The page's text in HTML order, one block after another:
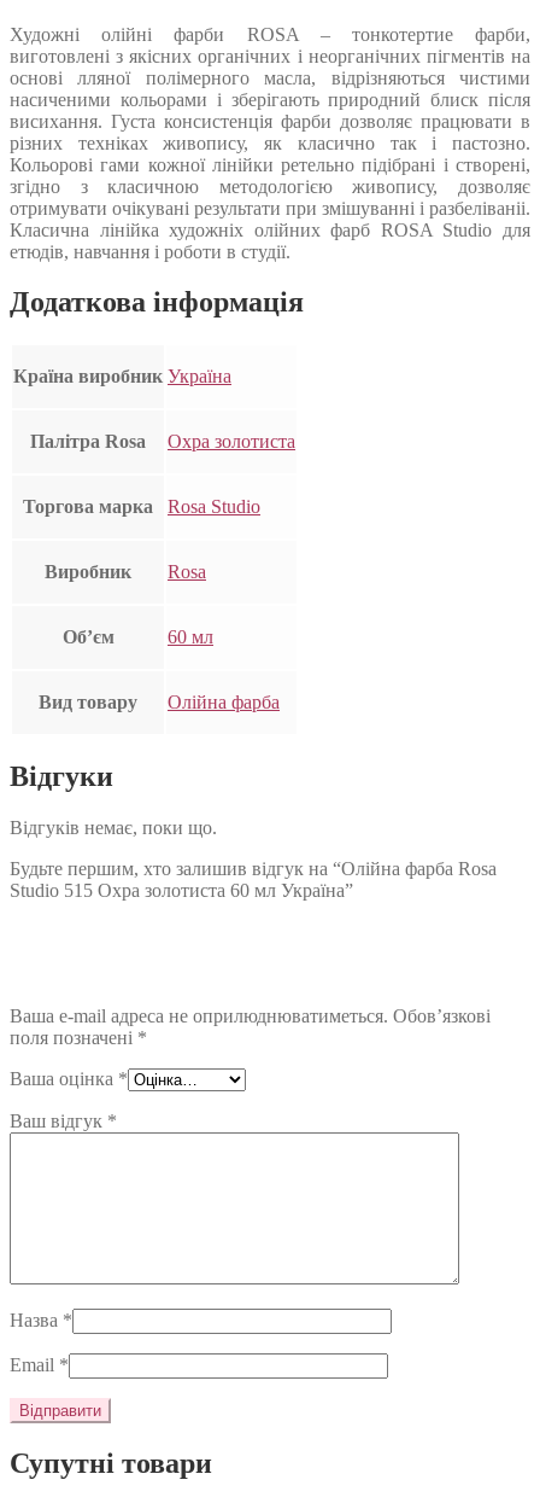
Художні олійні фарби ROSA – тонкотертие фарби,
виготовлені з якісних органічних і неорганічних пігментів на
основі лляної полімерного масла, відрізняються чистими
насиченими кольорами і зберігають природний блиск після
висихання. Густа консистенція фарби дозволяє працювати в
різних техніках живопису, як класично так і пастозно.
Кольорові гами кожної лінійки ретельно підібрані і створені,
згідно з класичною методологією живопису, дозволяє
отримувати очікувані результати при змішуванні і разбеліваніі.
Класична лінійка художніх олійних фарб ROSA Studio для
етюдів, навчання і роботи в студії.
Додаткова інформація
Країна виробник Україна
Палітра Rosa Охра золотиста
Торгова марка Rosa Studio
Виробник Rosa
Об’єм 60 мл
Вид товару Олійна фарба
Відгуки
Відгуків немає, поки що.
Будьте першим, хто залишив відгук на “Олійна фарба Rosa
Studio 515 Охра золотиста 60 мл Україна”
Ваша e-mail адреса не оприлюднюватиметься. Обов’язкові
поля позначені *
Ваша оцінка *
Ваш відгук *
Назва *
Email *
Супутні товари